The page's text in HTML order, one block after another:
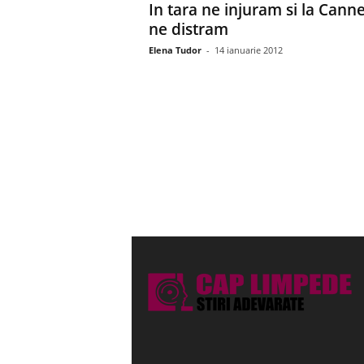
In tara ne injuram si la
ne distram
Elena Tudor - 14 ianuarie 2012